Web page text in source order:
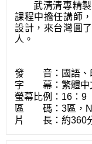
武清清專精
課程中擔任講師
設計，來台灣圓
人。
發 音：國語、
字 幕：繁體中
螢幕比例：16：9
區 碼：3區，
片 長 ：約360